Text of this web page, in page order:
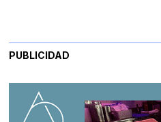
PUBLICIDAD